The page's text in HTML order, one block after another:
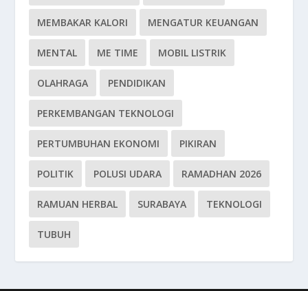
MEMBAKAR KALORI MENGATUR KEUANGAN
MENTAL ME TIME MOBIL LISTRIK
OLAHRAGA PENDIDIKAN
PERKEMBANGAN TEKNOLOGI
PERTUMBUHAN EKONOMI PIKIRAN
POLITIK POLUSI UDARA RAMADHAN 2026
RAMUAN HERBAL SURABAYA TEKNOLOGI
TUBUH